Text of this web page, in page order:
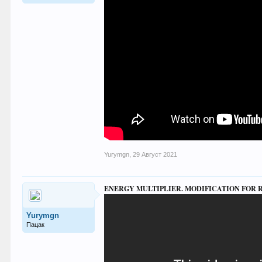
Yurymgn 29 Август 2021
Yurymgn
Пацак
ENERGY MULTIPLIER. MODIFICATION FOR